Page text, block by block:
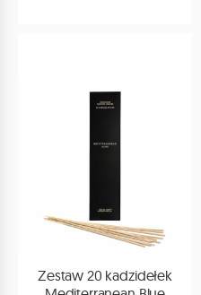
Zestaw 20 kadzidełek